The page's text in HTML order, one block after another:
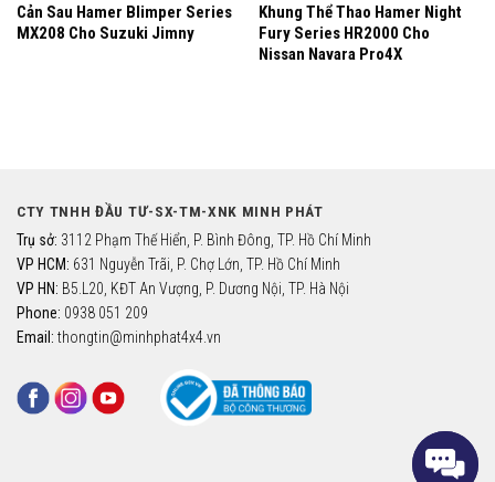
Cản Sau Hamer Blimper Series
MX208 Cho Suzuki Jimny
Khung Thể Thao Hamer Night
Fury Series HR2000 Cho
Nissan Navara Pro4X
CTY TNHH ĐẦU TƯ-SX-TM-XNK MINH PHÁT
Trụ sở: 3112 Phạm Thế Hiển, P. Bình Đông, TP. Hồ Chí Minh
VP HCM: 631 Nguyễn Trãi, P. Chợ Lớn, TP. Hồ Chí Minh
VP HN: B5.L20, KĐT An Vượng, P. Dương Nội, TP. Hà Nội
Phone: 0938 051 209
Email: thongtin@minhphat4x4.vn